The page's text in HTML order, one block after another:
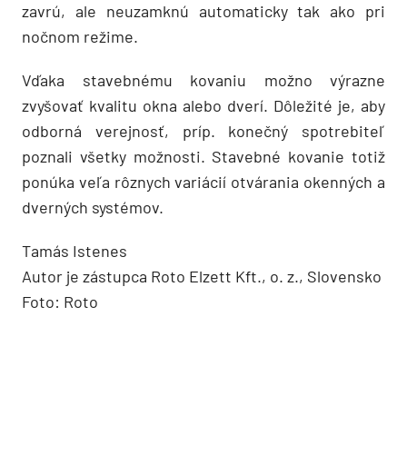
zavrú, ale neuzamknú automaticky tak ako pri
nočnom režime.
Vďaka stavebnému kovaniu možno výrazne
zvyšovať kvalitu okna alebo dverí. Dôležité je, aby
odborná verejnosť, príp. konečný spotrebiteľ
poznali všetky možnosti. Stavebné kovanie totiž
ponúka veľa rôznych variácií otvárania okenných a
dverných systémov.
Tamás Istenes
Autor je zástupca Roto Elzett Kft., o. z., Slovensko
Foto: Roto